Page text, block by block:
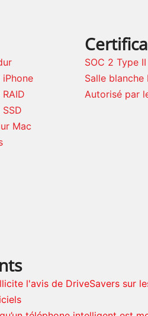
Mac
SOC 2 Type II
Salle blanche
Autorisé par
l'avis de DriveSavers sur